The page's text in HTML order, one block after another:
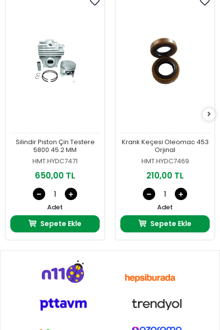
Silindir Piston Çin Testere
5800 45.2 MM
HMT.HYDC7471
650,00 TL
Adet
Sepete Ekle
Krank Keçesi Oleomac 453
Orjinal
HMT.HYDC7469
210,00 TL
Adet
Sepete Ekle